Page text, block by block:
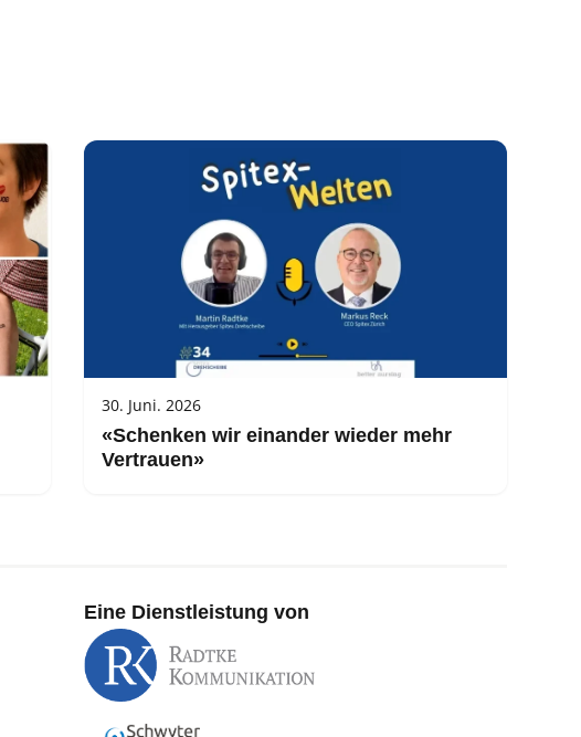
30. Juni. 2026
«Schenken wir einander wieder mehr
Vertrauen»
Eine Dienstleistung von